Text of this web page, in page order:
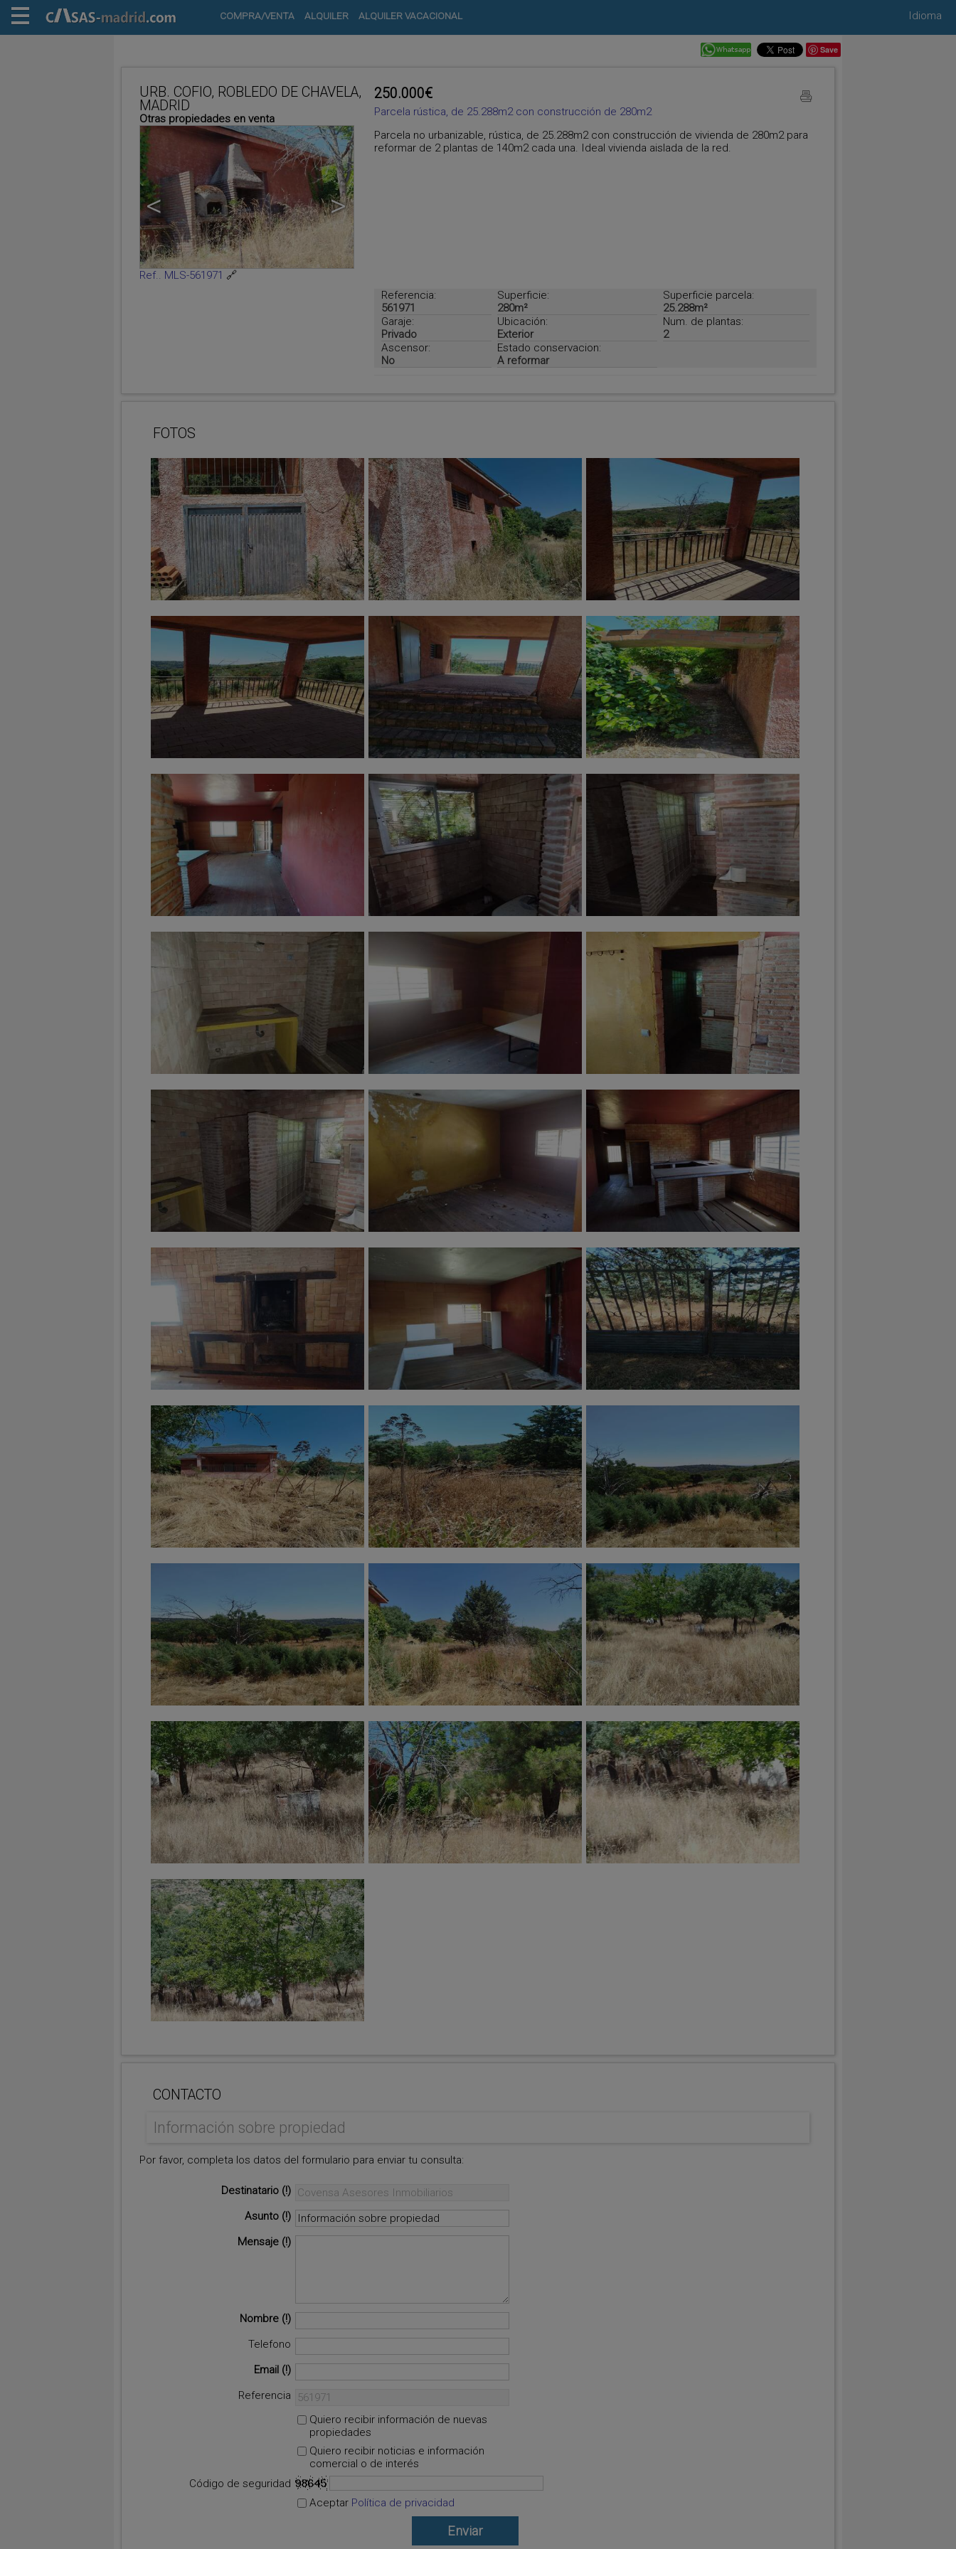
COMPRA/VENTA ALQUILER ALQUILER VACACIONAL Idioma
Save
URB. COFIO, ROBLEDO DE CHAVELA,
MADRID
Otras propiedades en venta
< >
Ref.. MLS-561971 🔗
250.000€
Parcela rústica, de 25.288m2 con construcción de 280m2
Parcela no urbanizable, rústica, de 25.288m2 con construcción de vivienda de 280m2 para
reformar de 2 plantas de 140m2 cada una. Ideal vivienda aislada de la red.
Referencia:
561971
Superficie:
280m²
Superficie parcela:
25.288m²
Garaje:
Privado
Ubicación:
Exterior
Num. de plantas:
2
Ascensor:
No
Estado conservacion:
A reformar
FOTOS
CONTACTO
Información sobre propiedad
Por favor, completa los datos del formulario para enviar tu consulta:
Destinatario
Asunto
Mensaje
Nombre
Telefono
Email
Referencia
Quiero recibir información de nuevas
propiedades
Quiero recibir noticias e información
comercial o de interés
Código de seguridad
Aceptar Política de privacidad